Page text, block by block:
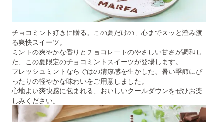
チョコミント好きに贈る。この夏だけの、心までスッと澄み渡
る爽快スイーツ。
ミントの爽やかな香りとチョコレートのやさしい甘さが調和し
た、この夏限定のチョコミントスイーツが登場します。
フレッシュミントならではの清涼感を生かした、暑い季節にぴ
ったりの軽やかな味わいをご用意しました。
心地よい爽快感に包まれる、おいしいクールダウンをぜひお楽
しみください。